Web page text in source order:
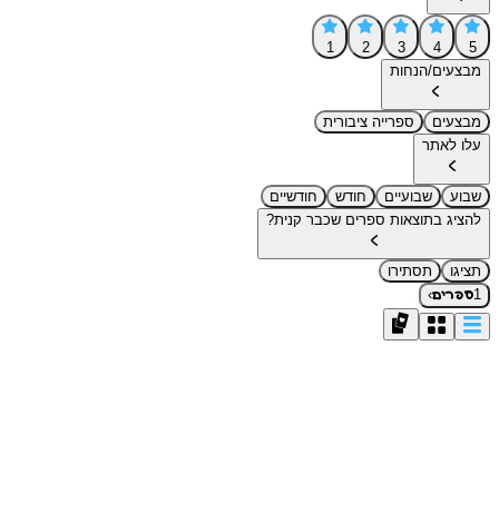
5
4
3
2
1
מבצעים/הנחות
מבצעים
ספרייה ציבורית
עלו לאתר
שבוע שבועיים חודש
חודשיים
להציג בתוצאות ספרים שכבר קנית?
תציגו
תסתירו
1ספרים›